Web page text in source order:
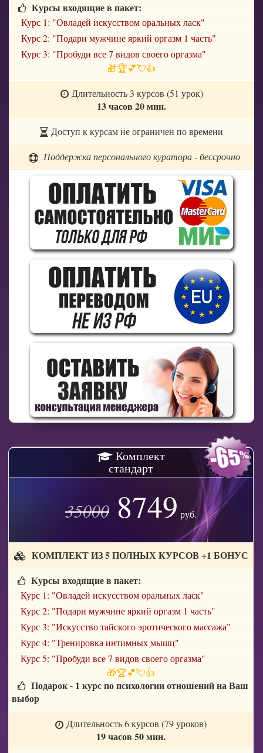
Курсы входящие в пакет:
Курс 1: "Овладей искусством оральных ласк"
Курс 2: "Подари мужчине яркий оргазм 1 часть"
Курс 3: "Пробуди все 7 видов своего оргазма"
🎁🏆💕💘👍
Длительность 3 курсов (51 урок)
13 часов 20 мин.
Доступ к курсам не ограничен по времени
Поддержка персонального куратора - бессрочно
Комплект
стандарт
35000 8749 руб.
КОМПЛЕКТ ИЗ 5 ПОЛНЫХ КУРСОВ +1 БОНУС
Курсы входящие в пакет:
Курс 1: "Овладей искусством оральных ласк"
Курс 2: "Подари мужчине яркий оргазм 1 часть"
Курс 3: "Искусство тайского эротического массажа"
Курс 4: "Тренировка интимных мышц"
Курс 5: "Пробуди все 7 видов своего оргазма"
🎁🏆💕💘👍
Подарок - 1 курс по психологии отношений на Ваш
выбор
Длительность 6 курсов (79 уроков)
19 часов 50 мин.